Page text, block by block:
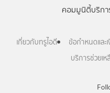
คอมมูนิตี้บริก
เกี่ยวกับทรูไอดี ข้อกำหนดและ
บริการช่วยเห